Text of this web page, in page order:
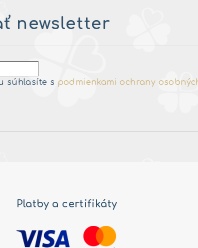
newsletter
súhlasíte s podmienkami ochrany
Platby a certifikáty